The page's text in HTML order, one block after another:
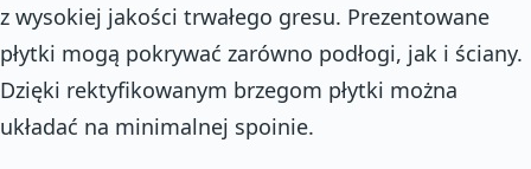
z wysokiej jakości trwałego gresu. Prezentowane
płytki mogą pokrywać zarówno podłogi, jak i ściany.
Dzięki rektyfikowanym brzegom płytki można
układać na minimalnej spoinie.